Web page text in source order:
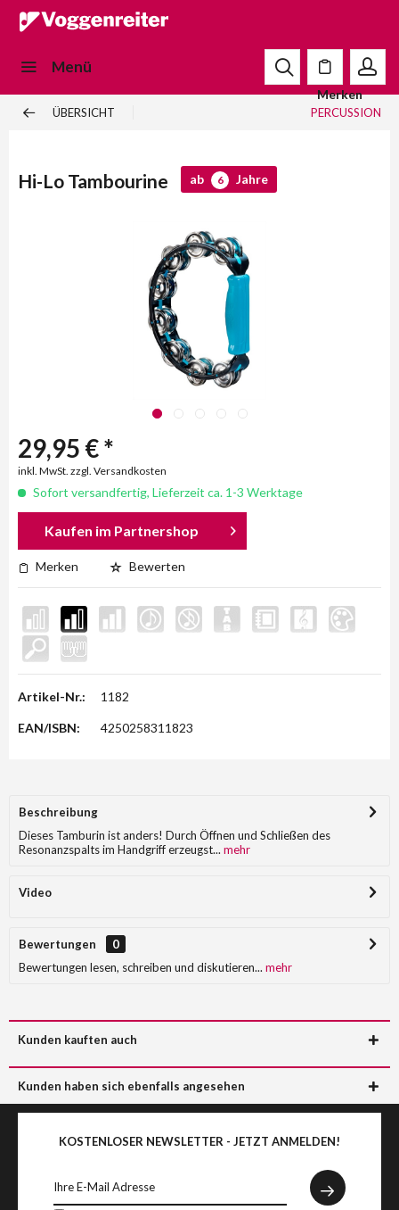
Menü
Merken
ÜBERSICHT PERCUSSION
Hi-Lo Tambourine ab 6 Jahre
29,95 € *
inkl. MwSt. zzgl. Versandkosten
Sofort versandfertig, Lieferzeit ca. 1-3 Werktage
Kaufen im Partnershop
Merken Bewerten
Artikel-Nr.: 1182
EAN/ISBN: 4250258311823
Beschreibung
Dieses Tamburin ist anders! Durch Öffnen und Schließen des
Resonanzspalts im Handgriff erzeugst... mehr
Video
Bewertungen
0
Bewertungen lesen, schreiben und diskutieren... mehr
Kunden kauften auch
Kunden haben sich ebenfalls angesehen
KOSTENLOSER NEWSLETTER - JETZT ANMELDEN!